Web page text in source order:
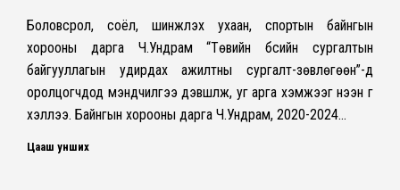
Боловсрол, соёл, шинжлэх ухаан, спортын байнгын
хорооны дарга Ч.Ундрам “Төвийн бүсийн сургалтын
байгууллагын удирдах ажилтны сургалт-зөвлөгөөн”-д
оролцогчдод мэндчилгээ дэвшүүлж, уг арга хэмжээг нээн үг
хэллээ. Байнгын хорооны дарга Ч.Ундрам, 2020-2024…
Цааш унших